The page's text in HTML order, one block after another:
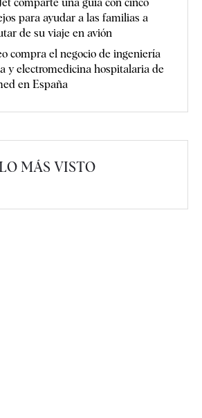
para ayudar a las familias a
de su viaje en avión
compra el negocio de ingeniería
y electromedicina hospitalaria de
en España
MÁS VISTO